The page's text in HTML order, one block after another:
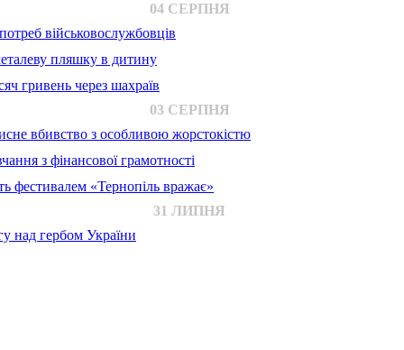
04 СЕРПНЯ
військовослужбовців
пляшку в дитину
гривень через шахраїв
03 СЕРПНЯ
вбивство з особливою жорстокістю
з фінансової грамотності
фестивалем «Тернопіль вражає»
31 ЛИПНЯ
над гербом України